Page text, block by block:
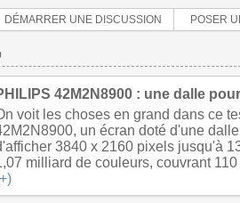
DÉMARRER UNE DISCUSSION POSER
42M2N8900 : une dalle
voit les choses en grand dans ce
un écran doté d'une
3840 x 2160 pixels jusqu'à
milliard de couleurs, couvrant